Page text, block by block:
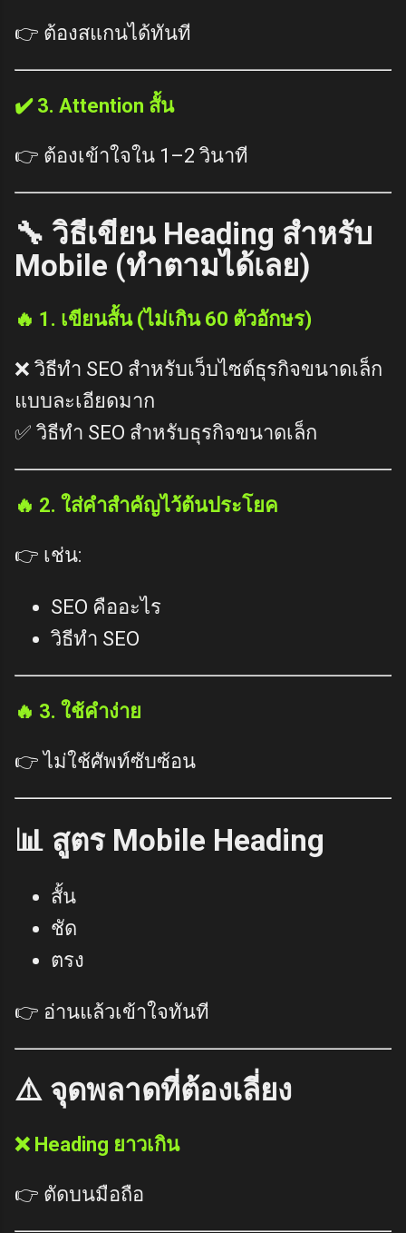
👉 ต้องสแกนได้ทันที
✔️ 3. Attention สั้น
👉 ต้องเข้าใจใน 1–2 วินาที
🔧 วิธีเขียน Heading สำหรับ
Mobile (ทำตามได้เลย)
🔥 1. เขียนสั้น (ไม่เกิน 60 ตัวอักษร)
❌ วิธีทำ SEO สำหรับเว็บไซต์ธุรกิจขนาดเล็ก
แบบละเอียดมาก
✅ วิธีทำ SEO สำหรับธุรกิจขนาดเล็ก
🔥 2. ใส่คำสำคัญไว้ต้นประโยค
👉 เช่น:
SEO คืออะไร
วิธีทำ SEO
🔥 3. ใช้คำง่าย
👉 ไม่ใช้ศัพท์ซับซ้อน
📊 สูตร Mobile Heading
สั้น
ชัด
ตรง
👉 อ่านแล้วเข้าใจทันที
⚠️ จุดพลาดที่ต้องเลี่ยง
❌ Heading ยาวเกิน
👉 ตัดบนมือถือ